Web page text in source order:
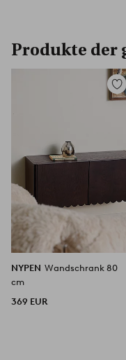
Produkte der
Zu
NYPEN Wandschrank 80
cm
369 EUR